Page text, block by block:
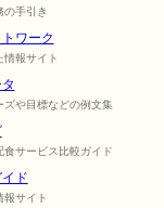
の手引き
ワーク
情報サイト
ズや目標などの例文集
サービス比較ガイド
ド
報サイト